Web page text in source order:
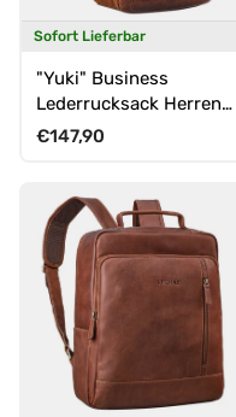
Sofort Lieferbar
"Yuki" Business
Lederrucksack Herren
für 13.3 Zoll Laptop
Normaler Preis
€147,90